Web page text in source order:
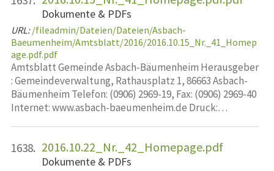
Dokumente & PDFs
URL: /fileadmin/Dateien/Dateien/Asbach-
Baeumenheim/Amtsblatt/2016/2016.10.15_Nr._41_Homep
age.pdf.pdf
Amtsblatt Gemeinde Asbach-Bäumenheim Herausgeber
: Gemeindeverwaltung, Rathausplatz 1, 86663 Asbach-
Bäumenheim Telefon: (0906) 2969-19, Fax: (0906) 2969-40
Internet: www.asbach-baeumenheim.de Druck:…
1638. 2016.10.22_Nr._42_Homepage.pdf
Dokumente & PDFs